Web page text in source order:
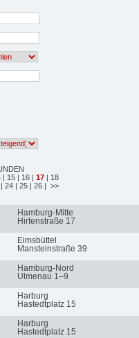
| 15 | 16 | 17 | 18
| 24 | 25 | 26 | >>
Hamburg-Mitte
Hirtenstraße 17
Eimsbüttel
Mansteinstraße 39
Hamburg-Nord
Ulmenau 1–9
Harburg
Hastedtplatz 15
Harburg
Hastedtplatz 15